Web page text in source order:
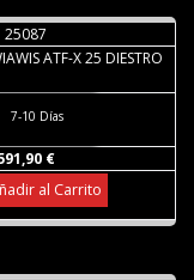
25087
ATF-X 25 DIESTRO
7-10 Días
€
al Carrito